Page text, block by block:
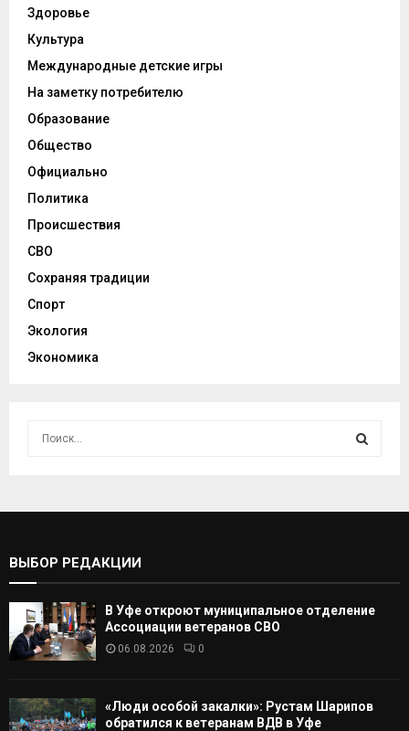
Здоровье
Культура
Международные детские игры
На заметку потребителю
Образование
Общество
Официально
Политика
Происшествия
СВО
Сохраняя традиции
Спорт
Экология
Экономика
С
А
ВЫБОР РЕДАКЦИИ
В Уфе откроют муниципальное отделение
Ассоциации ветеранов СВО
06.08.2026 0
«Люди особой закалки»: Рустам Шарипов
обратился к ветеранам ВДВ в Уфе